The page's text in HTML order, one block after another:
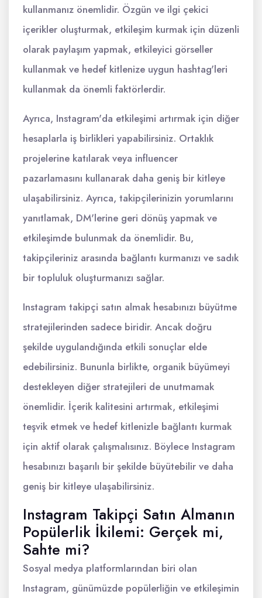
kullanmanız önemlidir. Özgün ve ilgi çekici
içerikler oluşturmak, etkileşim kurmak için düzenli
olarak paylaşım yapmak, etkileyici görseller
kullanmak ve hedef kitlenize uygun hashtag'leri
kullanmak da önemli faktörlerdir.
Ayrıca, Instagram'da etkileşimi artırmak için diğer
hesaplarla iş birlikleri yapabilirsiniz. Ortaklık
projelerine katılarak veya influencer
pazarlamasını kullanarak daha geniş bir kitleye
ulaşabilirsiniz. Ayrıca, takipçilerinizin yorumlarını
yanıtlamak, DM'lerine geri dönüş yapmak ve
etkileşimde bulunmak da önemlidir. Bu,
takipçileriniz arasında bağlantı kurmanızı ve sadık
bir topluluk oluşturmanızı sağlar.
Instagram takipçi satın almak hesabınızı büyütme
stratejilerinden sadece biridir. Ancak doğru
şekilde uygulandığında etkili sonuçlar elde
edebilirsiniz. Bununla birlikte, organik büyümeyi
destekleyen diğer stratejileri de unutmamak
önemlidir. İçerik kalitesini artırmak, etkileşimi
teşvik etmek ve hedef kitlenizle bağlantı kurmak
için aktif olarak çalışmalısınız. Böylece Instagram
hesabınızı başarılı bir şekilde büyütebilir ve daha
geniş bir kitleye ulaşabilirsiniz.
Instagram Takipçi Satın Almanın
Popülerlik İkilemi: Gerçek mi,
Sahte mi?
Sosyal medya platformlarından biri olan
Instagram, günümüzde popülerliğin ve etkileşimin